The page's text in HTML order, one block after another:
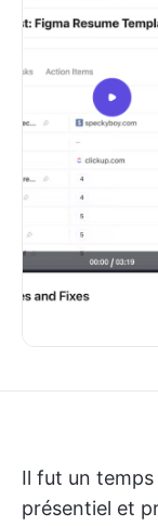
Il fut un
présentiel et